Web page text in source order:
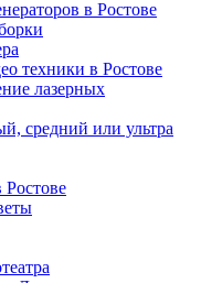
в Ростове
техники в Ростове
лазерных
средний или ультра